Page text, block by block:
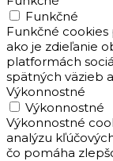
Funkčné
Funkčné
ako je zdieľanie
platformách
spätných väzieb
Výkonnostné
Výkonnostné
Výkonnostné
analýzu
čo pomáha